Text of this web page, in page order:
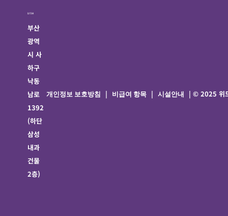
부산
광역
시 사
하구
낙동
남로
1392
(하단
삼성
내과
건물
2층)
개인정보 보호방침 | 비급여 항목 | 시설안내 | © 2025 위